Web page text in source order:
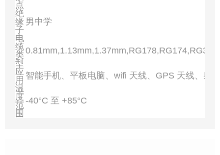
点
绝
缘
子
男中学
电
缆
类
型
应
用 智能手机、平板电脑、wifi 天线、GPS 天线、射
温
度
范
围
-40°C 至 +85°C